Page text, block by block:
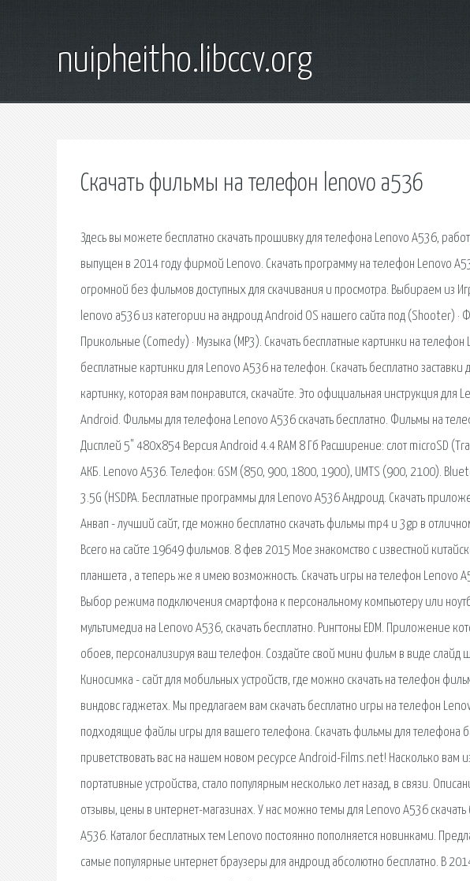
nuipheitho.libccv.org
Скачать фильмы на телефон lenovo a536
Здесь вы можете бесплатно скачать прошивку для телефона Lenovo A536,
выпущен в 2014 году фирмой Lenovo. Скачать программу на телефон Lenovo
огромной без фильмов доступных для скачивания и просмотра. Выбираем из
lenovo a536 из категории на андроид Android OS нашего сайта под (Shooter)
Прикольные (Comedy) · Музыка (MP3). Скачать бесплатные картинки на
бесплатные картинки для Lenovo A536 на телефон. Скачать бесплатно
картинку, которая вам понравится, скачайте. Это официальная инструкция
Android. Фильмы для телефона Lenovo A536 скачать бесплатно. Фильмы на
Дисплей 5" 480x854 Версия Android 4.4 RAM 8 Гб Расширение: слот microSD
АКБ. Lenovo A536. Телефон: GSM (850, 900, 1800, 1900), UMTS (900, 2100).
3.5G (HSDPA. Бесплатные программы для Lenovo A536 Андроид. Скачать
Анвап - лучший сайт, где можно бесплатно скачать фильмы mp4 и 3gp в
Всего на сайте 19649 фильмов. 8 фев 2015 Мое знакомство с известной
планшета , а теперь же я имею возможность. Скачать игры на телефон Lenovo
Выбор режима подключения смартфона к персональному компьютеру или
мультимедиа на Lenovo A536, скачать бесплатно. Рингтоны EDM. Приложение
обоев, персонализируя ваш телефон. Создайте свой мини фильм в виде
Киносимка - сайт для мобильных устройств, где можно скачать на телефон
виндовс гаджетах. Мы предлагаем вам скачать бесплатно игры на телефон
подходящие файлы игры для вашего телефона. Скачать фильмы для телефона
приветствовать вас на нашем новом ресурсе Android-Films.net! Насколько вам
портативные устройства, стало популярным несколько лет назад, в связи.
отзывы, цены в интернет-магазинах. У нас можно темы для Lenovo A536
A536. Каталог бесплатных тем Lenovo постоянно пополняется новинками.
самые популярные интернет браузеры для андроид абсолютно бесплатно. В